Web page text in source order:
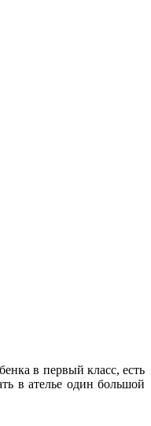
в первый класс, есть
в ателье один большой